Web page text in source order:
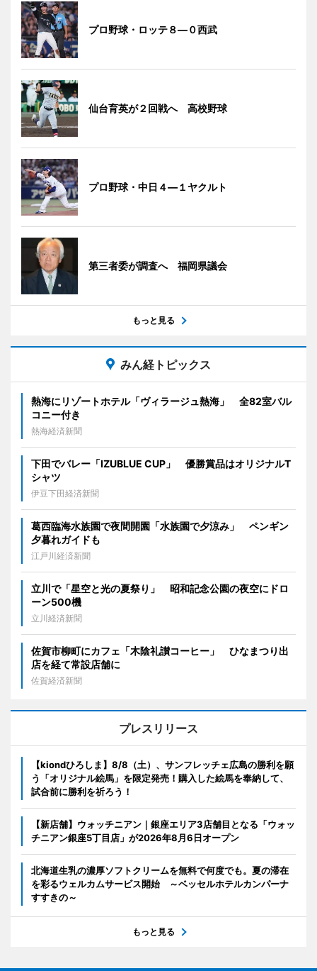
プロ野球・ロッテ８―０西武
仙台育英が２回戦へ 高校野球
プロ野球・中日４―１ヤクルト
第三者委が調査へ 福岡県議会
もっと見る
みん経トピックス
熱海にリゾートホテル「ヴィラージュ熱海」 全82室バル
コニー付き
熱海経済新聞
下田でバレー「IZUBLUE CUP」 優勝賞品はオリジナルT
シャツ
伊豆下田経済新聞
葛西臨海水族園で夜間開園「水族園で夕涼み」 ペンギン
夕暮れガイドも
江戸川経済新聞
立川で「星空と光の夏祭り」 昭和記念公園の夜空にドロ
ーン500機
立川経済新聞
佐賀市柳町にカフェ「木陰礼讃コーヒー」 ひなまつり出
店を経て常設店舗に
佐賀経済新聞
プレスリリース
【kiondひろしま】8/8（土）、サンフレッチェ広島の勝利を願
う「オリジナル絵馬」を限定発売！購入した絵馬を奉納して、
試合前に勝利を祈ろう！
【新店舗】ウォッチニアン｜銀座エリア3店舗目となる「ウォッ
チニアン銀座5丁目店」が2026年8月6日オープン
北海道生乳の濃厚ソフトクリームを無料で何度でも。夏の滞在
を彩るウェルカムサービス開始 ～ベッセルホテルカンパーナ
すすきの～
もっと見る